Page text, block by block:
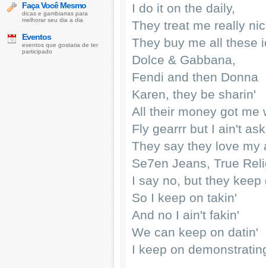
I do it on the daily,
They treat me really
They buy me all these
Dolce & Gabbana,
Fendi and then Donna
Karen, they be sharin'
All their money got me
Fly gearrr but I ain't
They say they love my
Se7en Jeans, True
I say no, but they keep
So I keep on takin'
And no I ain't fakin'
We can keep on datin'
I keep on
Faça Você Mesmo
dicas e gambiarras para
melhorar seu dia a dia
Eventos
eventos que gostaria de ter
participado